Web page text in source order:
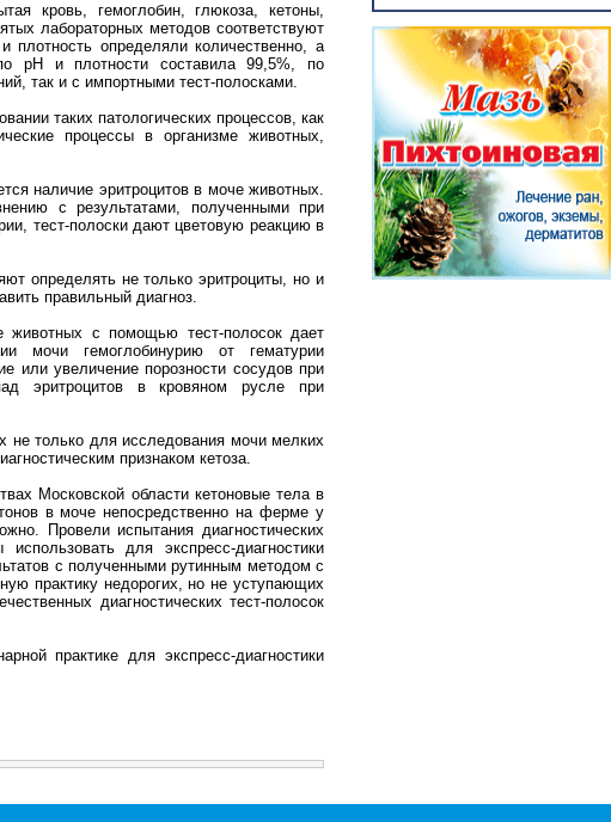
кровь, гемоглобин, глюкоза, кетоны,
лабораторных методов соответствуют
определяли количественно, а
рН и плотности составила 99,5%, по
так и с импортными тест-полосками.
таких патологических процессов, как
процессы в организме животных,
наличие эритроцитов в моче животных.
с результатами, полученными при
тест-полоски дают цветовую реакцию в
определять не только эритроциты, но и
правильный диагноз.
животных с помощью тест-полосок дает
мочи гемоглобинурию от гематурии
или увеличение порозности сосудов при
эритроцитов в кровяном русле при
не только для исследования мочи мелких
признаком кетоза.
Московской области кетоновые тела в
в моче непосредственно на ферме у
Провели испытания диагностических
для экспресс-диагностики
с полученными рутинным методом с
практику недорогих, но не уступающих
диагностических тест-полосок
практике для экспресс-диагностики